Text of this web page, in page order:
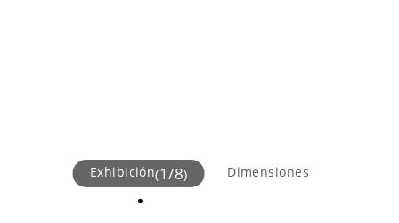
Exhibición(1/8) Dimensiones